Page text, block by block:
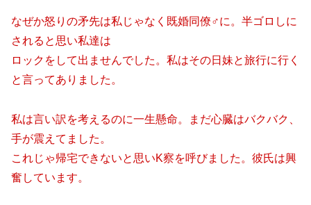
なぜか怒りの矛先は私じゃなく既婚同僚♂に。半ゴロしに
されると思い私達は
ロックをして出ませんでした。私はその日妹と旅行に行く
と言ってありました。
私は言い訳を考えるのに一生懸命。まだ心臓はバクバク、
手が震えてました。
これじゃ帰宅できないと思いK察を呼びました。彼氏は興
奮しています。